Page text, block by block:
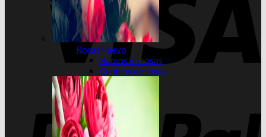
Rosas
Ramos de rosas
Centros de rosas